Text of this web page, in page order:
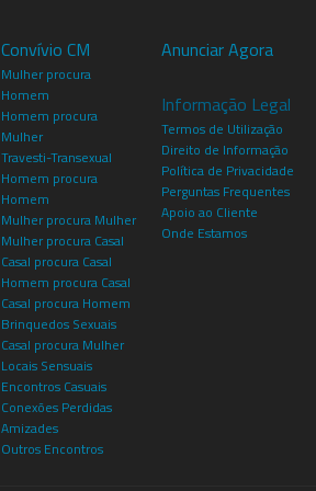
Convívio CM
Mulher procura
Homem
Homem procura
Mulher
Travesti-Transexual
Homem procura
Homem
Mulher procura Mulher
Mulher procura Casal
Casal procura Casal
Homem procura Casal
Casal procura Homem
Brinquedos Sexuais
Casal procura Mulher
Locais Sensuais
Encontros Casuais
Conexões Perdidas
Amizades
Outros Encontros
Anunciar Agora
Informação Legal
Termos de Utilização
Direito de Informação
Política de Privacidade
Perguntas Frequentes
Apoio ao Cliente
Onde Estamos